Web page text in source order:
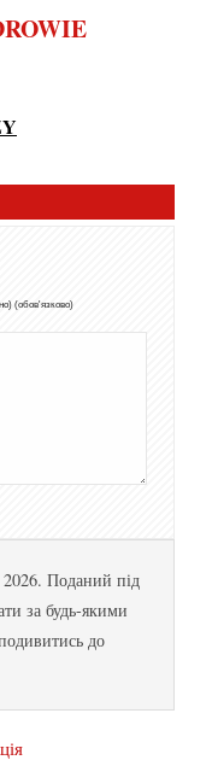
(обов'язково)
Поданий під
за будь-якими
до